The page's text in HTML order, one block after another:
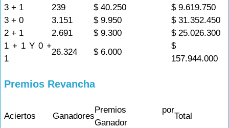
3 + 1
239 $ 40.250
$ 9.619.750
3 + 0
3.151 $ 9.950
$ 31.352.450
2 + 1
2.691 $ 9.300
$ 25.026.300
1 + 1 Y 0 +
1
26.324 $ 6.000
$
157.944.000
Premios Revancha
Aciertos Ganadores
Premios por
Ganador
Total